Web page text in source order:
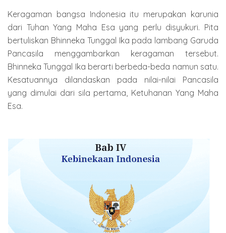
Keragaman bangsa Indonesia itu merupakan karunia
dari Tuhan Yang Maha Esa yang perlu disyukuri. Pita
bertuliskan Bhinneka Tunggal Ika pada lambang Garuda
Pancasila menggambarkan keragaman tersebut.
Bhinneka Tunggal Ika berarti berbeda-beda namun satu.
Kesatuannya dilandaskan pada nilai-nilai Pancasila
yang dimulai dari sila pertama, Ketuhanan Yang Maha
Esa.